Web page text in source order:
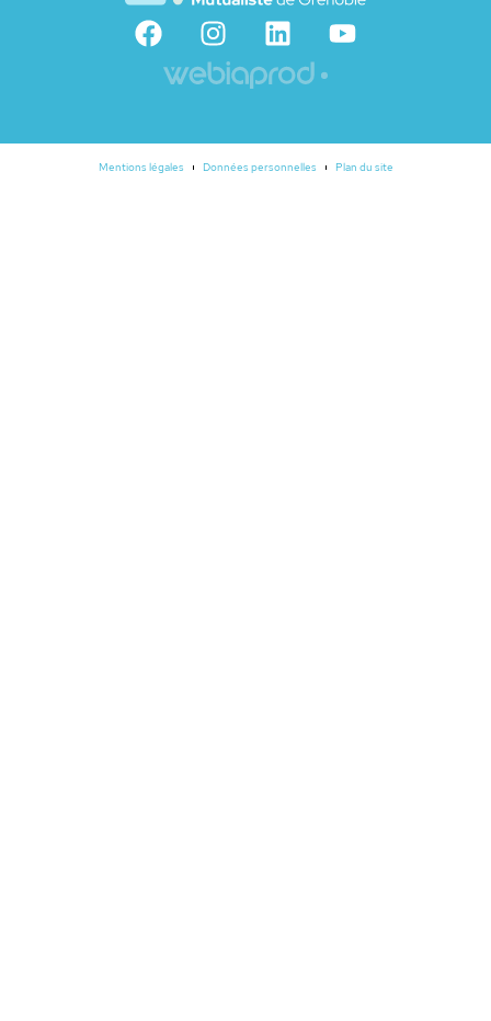
Mentions légales Données personnelles Plan du site